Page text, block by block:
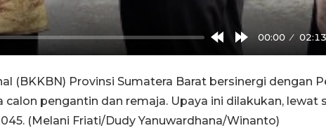
RewindForward
00:00 02:13
(BKKBN) Provinsi Sumatera Barat bersinergi dengan
pengantin dan remaja. Upaya ini dilakukan, lewat
(Melani Friati/Dudy Yanuwardhana/Winanto)